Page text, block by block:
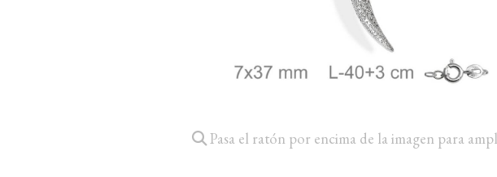
Pasa el ratón por encima de la imagen para